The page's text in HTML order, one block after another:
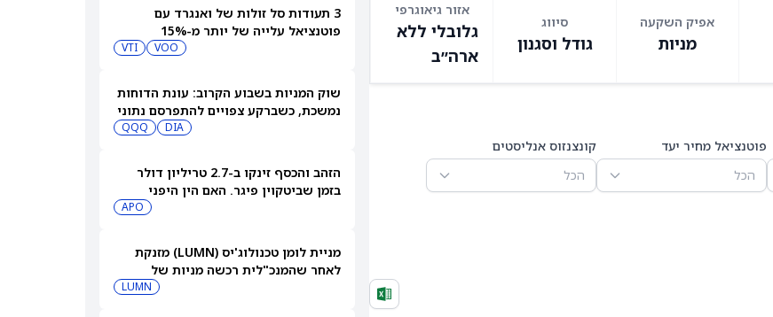
אפיק השקעה
מניות
סיווג
גודל וסגנון
אזור גיאוגרפי
גלובלי ללא
ארה״ב
פוטנציאל מחיר יעד
הכל
קונצנזוס אנליסטים
הכל
3 תעודות סל זולות של ואנגרד עם
פוטנציאל עלייה של יותר מ-15%
VOO
VTI
שוק המניות בשבוע הקרוב: עונת הדוחות
נמשכת, כשברקע צפויים להתפרסם נתוני
DIA
QQQ
הזהב והכסף זינקו ב-2.7 טריליון דולר
בזמן שביטקוין פיגר. האם הין היפני
APO
מניית לומן טכנולוג'יס (LUMN) מזנקת
לאחר שהמנכ"לית רכשה מניות של
LUMN